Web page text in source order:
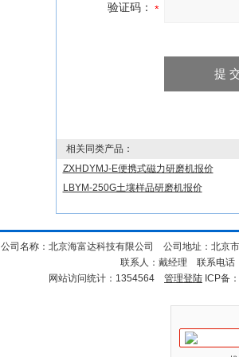
验证码：
相关同类产品：
ZXHDYMJ-E便携式磁力研磨机报价
LBYM-250G土壤样品研磨机报价
公司名称：北京海富达科技有限公司 公司地址：北京
联系人：戴经理 联系电
网站访问统计：1354564 管理登陆 ICP备：